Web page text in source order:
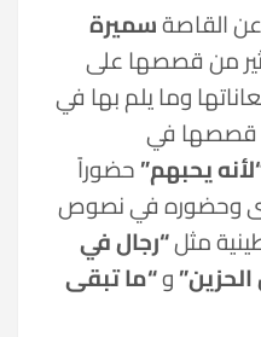
القاصةسميرة
من قصصها على
وما يلم بها في
قصصها في
يحبهم”حضوراً
وحضوره في نصوص
مثل“رجال في
و“ما تبقى